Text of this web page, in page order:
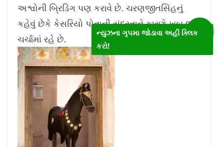
અશ્વોની બ્રિડિંગ પણ કરાવે છે. ચરણજીતસિંહનું
કહેવું છેકે કેસરિયો પોતાની સુંદરતાને કારણે ખુબ જ
ચર્ચામાં રહે છે.
ન્યુઝના ગૃપમા જોડાવા અહીં ક્લિક
કરો!